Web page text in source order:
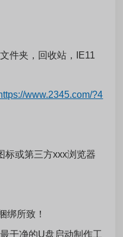
件夹，回收站，IE11
www.2345.com/?4
标或第三方xxx浏览器
绑所致！
干净的U盘启动制作工